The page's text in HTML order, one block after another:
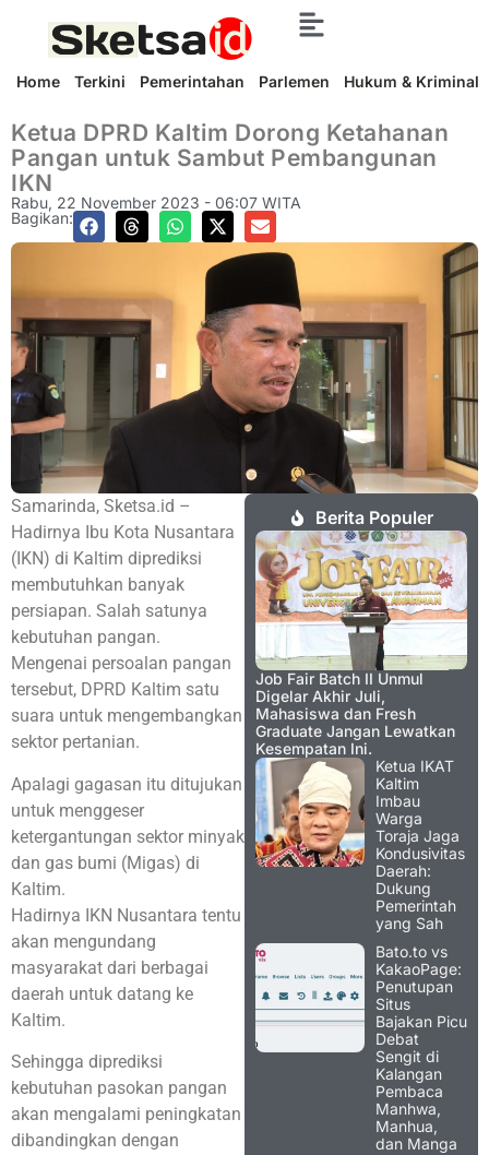
Home Terkini Pemerintahan Parlemen Hukum & Kriminal
Ketua DPRD Kaltim Dorong Ketahanan
Pangan untuk Sambut Pembangunan
IKN
Rabu, 22 November 2023 - 06:07 WITA
Bagikan:
Samarinda, Sketsa.id –
Hadirnya Ibu Kota Nusantara
(IKN) di Kaltim diprediksi
membutuhkan banyak
persiapan. Salah satunya
kebutuhan pangan.
Mengenai persoalan pangan
tersebut, DPRD Kaltim satu
suara untuk mengembangkan
sektor pertanian.
Apalagi gagasan itu ditujukan
untuk menggeser
ketergantungan sektor minyak
dan gas bumi (Migas) di
Kaltim.
Hadirnya IKN Nusantara tentu
akan mengundang
masyarakat dari berbagai
daerah untuk datang ke
Kaltim.
Sehingga diprediksi
kebutuhan pasokan pangan
akan mengalami peningkatan
dibandingkan dengan
Berita Populer
Job Fair Batch II Unmul
Digelar Akhir Juli,
Mahasiswa dan Fresh
Graduate Jangan Lewatkan
Kesempatan Ini.
Ketua IKAT
Kaltim
Imbau
Warga
Toraja Jaga
Kondusivitas
Daerah:
Dukung
Pemerintah
yang Sah
Bato.to vs
KakaoPage:
Penutupan
Situs
Bajakan Picu
Debat
Sengit di
Kalangan
Pembaca
Manhwa,
Manhua,
dan Manga